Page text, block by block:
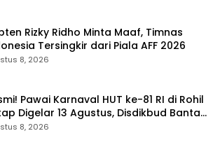
Rizky Ridho Minta Maaf, Timnas
Tersingkir dari Piala AFF 2026
8, 2026
Pawai Karnaval HUT ke-81 RI di Rohil
Digelar 13 Agustus, Disdikbud Bantah
Batal
8, 2026